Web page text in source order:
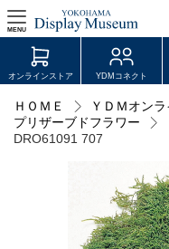
MENU
ログイン・会員登録
オンラインストア
会員登録・取引申請
オンラインストア YDMコネクト
ＨＯＭＥ
ＹＤＭオン
プリザーブドフラワー
DRO61091 707